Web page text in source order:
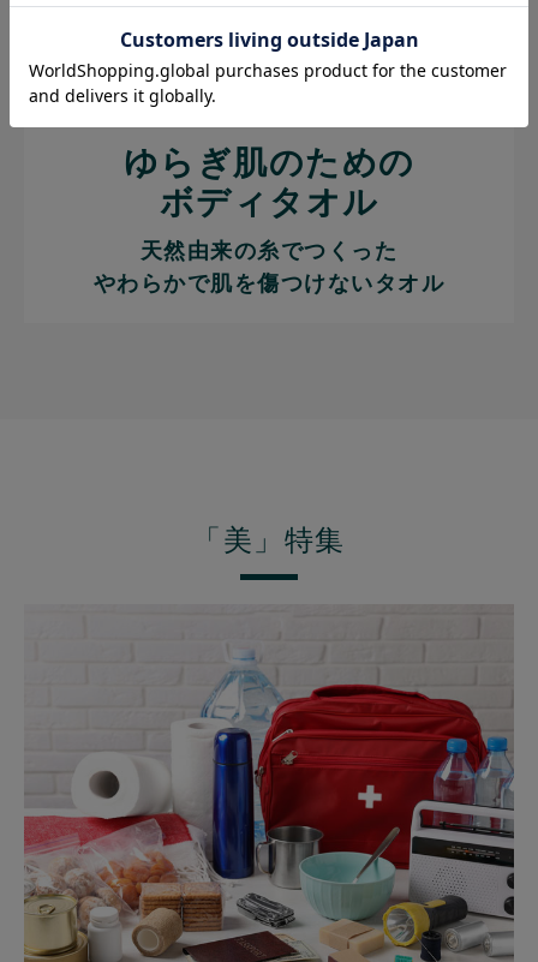
ゆらぎ肌のための
ボディタオル
天然由来の糸でつくった
やわらかで肌を傷つけないタオル
「美」特集